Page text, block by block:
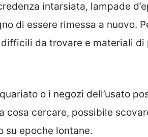
intarsiata, lampade
di essere rimessa a nuovo.
da trovare e materiali di
o i negozi dell’usato
cosa cercare, possibile
su epoche lontane.